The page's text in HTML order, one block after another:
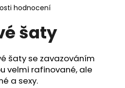
hodnocení
šaty
šaty se zavazováním
velmi rafinované, ale
a sexy.